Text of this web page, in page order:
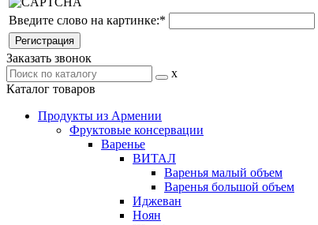
Введите слово на картинке:*
Заказать звонок
x
Каталог товаров
Продукты из Армении
Фруктовые консервации
Варенье
ВИТАЛ
Варенья малый объем
Варенья большой объем
Иджеван
Ноян